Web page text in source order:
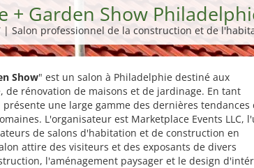
+ Garden Show
| Salon professionnel de la construction et de
Show" est un salon à Philadelphie destiné aux
de rénovation de maisons et de jardinage. En tant
une large gamme des dernières tendances
L'organisateur est Marketplace Events LLC,
de salons d'habitation et de construction en
attire des visiteurs et des exposants de divers
l'aménagement paysager et le design